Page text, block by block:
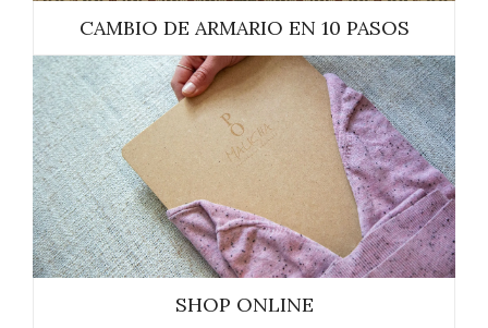
CAMBIO DE ARMARIO EN 10 PASOS
SHOP ONLINE